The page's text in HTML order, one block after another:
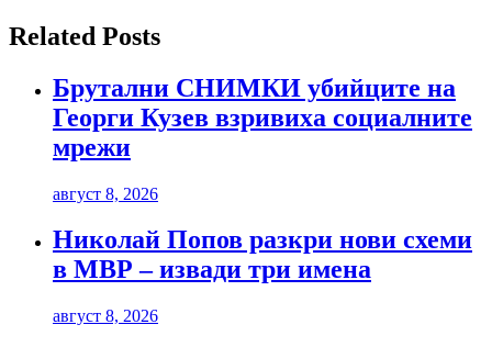
Related Posts
Брутални СНИМКИ убийците на
Георги Кузев взривиха социалните
мрежи
август 8, 2026
Николай Попов разкри нови схеми
в МВР – извади три имена
август 8, 2026